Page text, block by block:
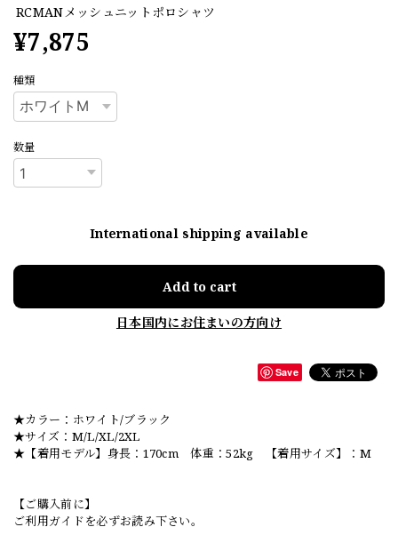
RCMANメッシュニットポロシャツ
¥7,875
種類
数量
International shipping available
Add to cart
日本国内にお住まいの方向け
Save
★カラー：ホワイト/ブラック
★サイズ：M/L/XL/2XL
★【着用モデル】身長：170cm 体重：52kg 【着用サイズ】：M
【ご購入前に】
ご利用ガイドを必ずお読み下さい。